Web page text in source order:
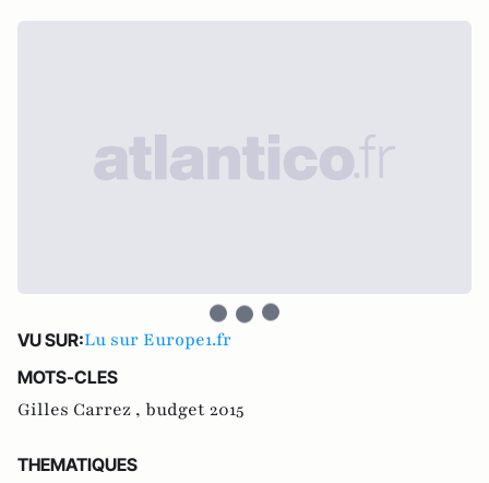
VU SUR:Lu sur Europe1.fr
MOTS-CLES
Gilles Carrez , budget 2015
THEMATIQUES